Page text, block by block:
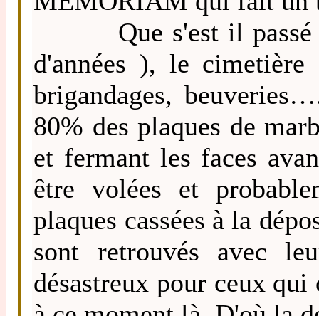
Que s'est il passé ?
d'années ), le
brigandages,
80% des plaques de
et fermant les faces
être volées et
plaques cassées à la
sont retrouvés avec
désastreux pour ceux